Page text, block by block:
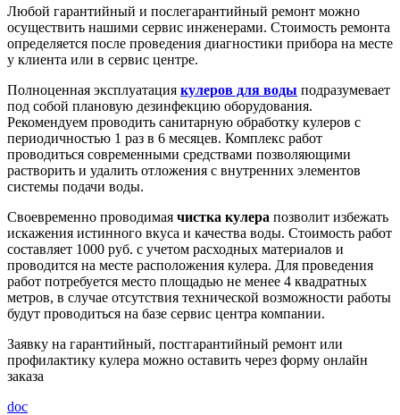
Любой гарантийный и послегарантийный ремонт можно
осуществить нашими сервис инженерами. Стоимость ремонта
определяется после проведения диагностики прибора на месте
у клиента или в сервис центре.
Полноценная эксплуатация кулеров для воды подразумевает
под собой плановую дезинфекцию оборудования.
Рекомендуем проводить санитарную обработку кулеров с
периодичностью 1 раз в 6 месяцев. Комплекс работ
проводиться современными средствами позволяющими
растворить и удалить отложения с внутренних элементов
системы подачи воды.
Своевременно проводимая чистка кулера позволит избежать
искажения истинного вкуса и качества воды. Стоимость работ
составляет 1000 руб. с учетом расходных материалов и
проводится на месте расположения кулера. Для проведения
работ потребуется место площадью не менее 4 квадратных
метров, в случае отсутствия технической возможности работы
будут проводиться на базе сервис центра компании.
Заявку на гарантийный, постгарантийный ремонт или
профилактику кулера можно оставить через форму онлайн
заказа
doc